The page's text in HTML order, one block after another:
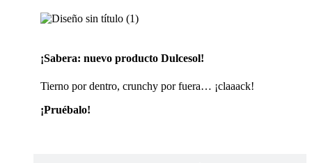
¡Sabera: nuevo producto Dulcesol!
Tierno por dentro, crunchy por fuera… ¡claaack!
¡Pruébalo!